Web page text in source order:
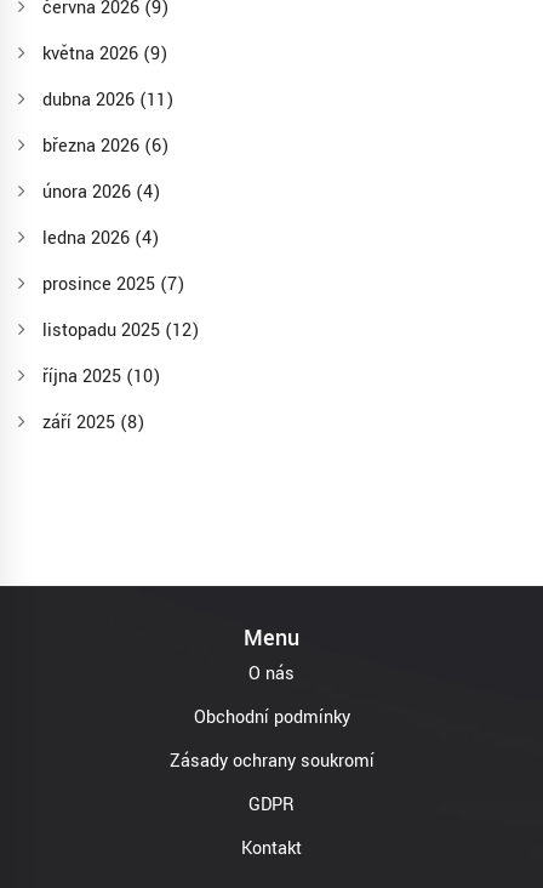
června 2026 (9)
května 2026 (9)
dubna 2026 (11)
března 2026 (6)
února 2026 (4)
ledna 2026 (4)
prosince 2025 (7)
listopadu 2025 (12)
října 2025 (10)
září 2025 (8)
Menu
O nás
Obchodní podmínky
Zásady ochrany soukromí
GDPR
Kontakt